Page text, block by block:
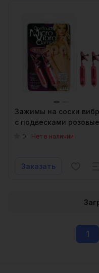
Зажимы на соски
с подвесками розовые
0 Нет в наличии
Заказать
1